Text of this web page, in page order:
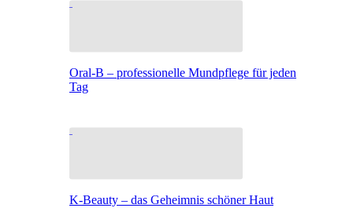
Oral-B – professionelle Mundpflege für jeden
Tag
K-Beauty – das Geheimnis schöner Haut